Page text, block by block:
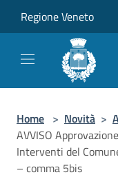
Regione Veneto
Home > Novità >
AVVISO
Interventi del
– comma 5bis